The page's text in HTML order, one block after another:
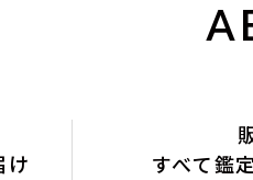
け
すべて鑑